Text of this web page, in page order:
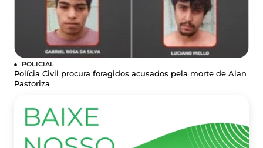
POLICIAL
Polícia Civil procura foragidos acusados pela morte de Alan
Pastoriza